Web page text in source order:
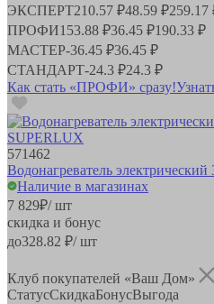
ЭКСПЕРТ210.57 ₽48.59 ₽259.17
ПРОФИ153.88 ₽36.45 ₽190.33 ₽
МАСТЕР-36.45 ₽36.45 ₽
СТАНДАРТ-24.3 ₽24.3 ₽
Как стать «ПРОФИ» сразу!
571462
Водонагреватель
Наличие в магазинах
7 829₽/ шт
скидка и бонус
до328.82 ₽/ шт
Клуб покупателей «Ваш Дом»
СтатусСкидкаБонусВыгода